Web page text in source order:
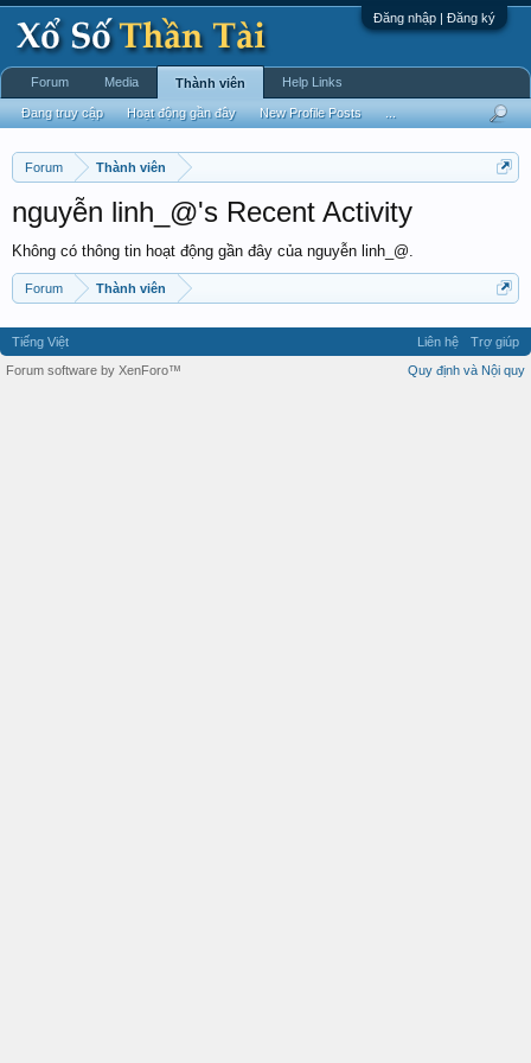
Đăng nhập | Đăng ký
Forum Thành viên
nguyễn linh_@'s Recent Activity
Không có thông tin hoạt động gần đây của nguyễn linh_@.
Forum Thành viên
Forum Media Thành viên
Đang truy cập Hoạt động gần đây New Profile Posts
Help Links
Tiếng Việt Liên hệ
Trợ giúp
Quy định và Nội quy
Forum software by XenForo™